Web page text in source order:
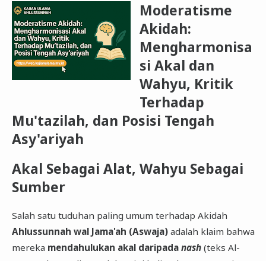
Moderatisme
Akidah:
Mengharmonisa
si Akal dan
Wahyu, Kritik
Terhadap
Mu'tazilah, dan Posisi Tengah
Asy'ariyah
Akal Sebagai Alat, Wahyu Sebagai
Sumber
​Salah satu tuduhan paling umum terhadap Akidah
Ahlussunnah wal Jama'ah (Aswaja)adalah klaim bahwa
mereka mendahulukan akal daripada nash(teks Al-